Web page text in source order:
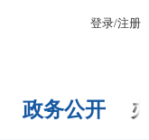
登录/注册
政务公开